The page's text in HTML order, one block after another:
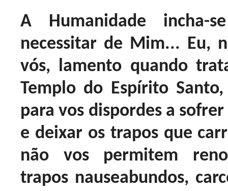
A Humanidade
necessitar de Mim... Eu,
vós, lamento quando
Templo do Espírito
para vos dispordes a
e deixar os trapos que
não vos permitem
trapos nauseabundos,